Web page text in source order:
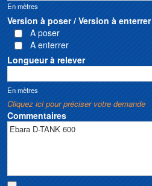
En mètres
Version à poser / Version à enterrer
A poser
A enterrer
Longueur à relever
En mètres
Cliquez ici pour préciser votre demande
Commentaires